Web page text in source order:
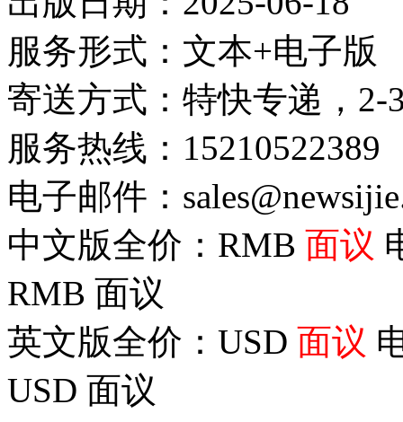
服务形式：文本+电子版
寄送方式：特快专递，2-
服务热线：15210522389
电子邮件：
中文版全价：RMB 面议
RMB 面议
英文版全价：USD 面议
USD 面议